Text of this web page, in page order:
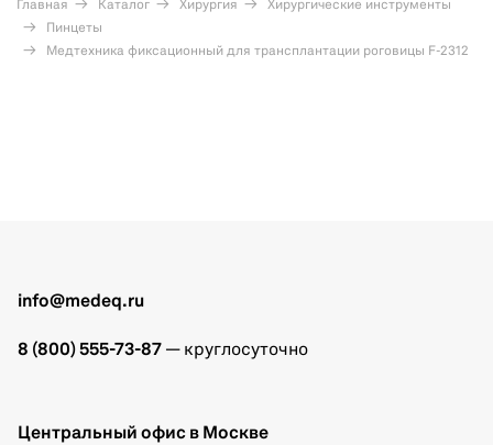
Главная Каталог Хирургия
Хирургические инструменты
Пинцеты
Медтехника фиксационный для трансплантации роговицы F-2312
info@medeq.ru
8 (800) 555-73-87 — круглосуточно
Центральный офис в Москве